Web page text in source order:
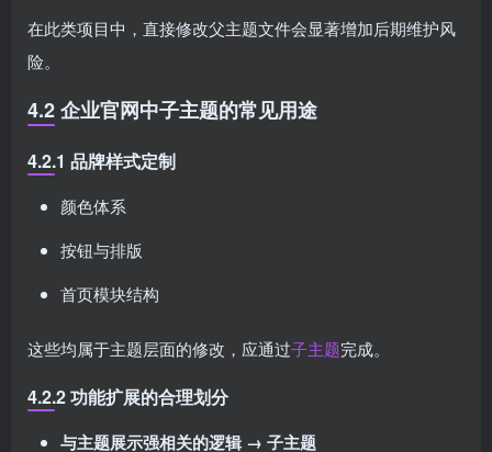
在此类项目中，直接修改父主题文件会显著增加后期维护风
险。
4.2 企业官网中子主题的常见用途
4.2.1 品牌样式定制
颜色体系
按钮与排版
首页模块结构
这些均属于主题层面的修改，应通过子主题完成。
4.2.2 功能扩展的合理划分
与主题展示强相关的逻辑 → 子主题